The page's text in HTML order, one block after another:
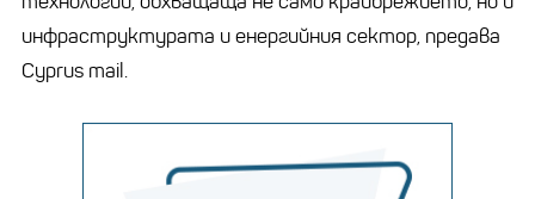
инфраструктурата и енергийния сектор, предава
Cyprus mail.